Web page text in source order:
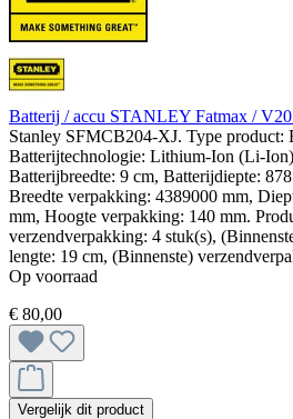
Batterij / accu STANLEY Fatmax /
Stanley SFMCB204-XJ. Type product:
Batterijtechnologie: Lithium-Ion (Li-
Batterijbreedte: 9 cm, Batterijdiepte:
Breedte verpakking: 4389000 mm,
mm, Hoogte verpakking: 140 mm.
verzendverpakking: 4 stuk(s),
lengte: 19 cm, (Binnenste)
Op voorraad
€ 80,00
Vergelijk dit product